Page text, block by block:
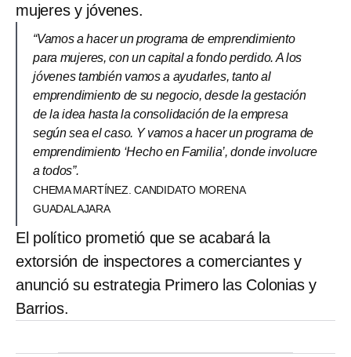
mujeres y jóvenes.
“Vamos a hacer un programa de emprendimiento
para mujeres, con un capital a fondo perdido. A los
jóvenes también vamos a ayudarles, tanto al
emprendimiento de su negocio, desde la gestación
de la idea hasta la consolidación de la empresa
según sea el caso. Y vamos a hacer un programa de
emprendimiento ‘Hecho en Familia’, donde involucre
a todos”.
CHEMA MARTÍNEZ. CANDIDATO MORENA
GUADALAJARA
El político prometió que se acabará la
extorsión de inspectores a comerciantes y
anunció su estrategia Primero las Colonias y
Barrios.